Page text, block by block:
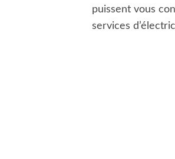
puissent vous
services